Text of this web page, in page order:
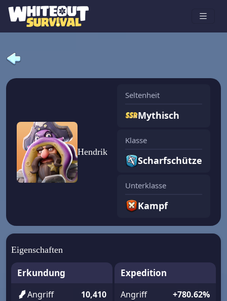
Hendrik
Seltenheit
Mythisch
Klasse
Scharfschütze
Unterklasse
Kampf
Eigenschaften
Erkundung
Angriff
10,410
Expedition
Angriff
+780.62%